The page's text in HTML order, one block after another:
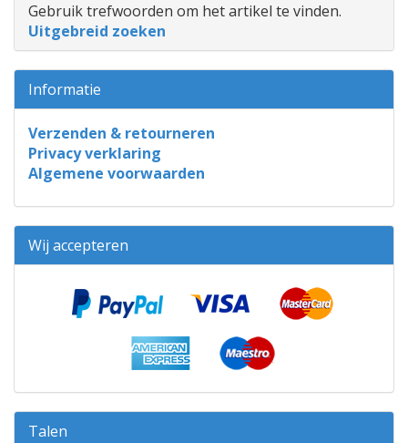
Gebruik trefwoorden om het artikel te vinden.
Uitgebreid zoeken
Informatie
Verzenden & retourneren
Privacy verklaring
Algemene voorwaarden
Wij accepteren
Talen